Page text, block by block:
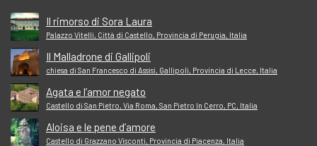
Il rimorso di Sora Laura
Palazzo Vitelli, Città di Castello, Provincia di Perugia, Italia
Il Malladrone di Gallipoli
chiesa di San Francesco di Assisi, Gallipoli, Provincia di Lecce, Italia
Agata e l’amor negato
Castello di San Pietro, Via Roma, San Pietro In Cerro, PC, Italia
Aloisa e le pene d’amore
Castello di Grazzano Visconti, Provincia di Piacenza, Italia